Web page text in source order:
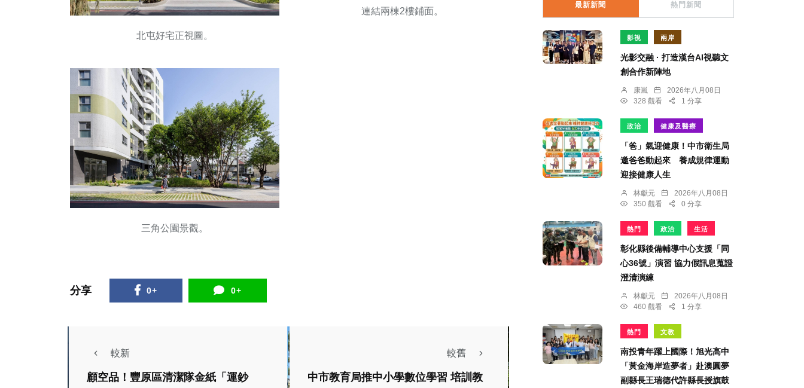
北屯好宅正視圖。
連結兩棟2樓鋪面。
三角公園景觀。
分享 0+ 0+
較新
顧空品！豐原區清潔隊金紙「運鈔
較舊
中市教育局推中小學數位學習 培訓教
最新新聞 熱門新聞
影視 兩岸
光影交融 · 打造漢台AI視聽文
創合作新陣地
康嵐
2026年八月08日
328 觀看
1 分享
政治 健康及醫療
「爸」氣迎健康！中市衛生局
邀爸爸動起來 養成規律運動
迎接健康人生
林獻元
2026年八月08日
350 觀看
0 分享
熱門 政治 生活
彰化縣後備輔導中心支援「同
心36號」演習 協力假訊息蒐證
澄清演練
林獻元
2026年八月08日
460 觀看
1 分享
熱門 文教
南投青年躍上國際！旭光高中
「黃金海岸造夢者」赴澳圓夢
副縣長王瑞德代許縣長授旗鼓